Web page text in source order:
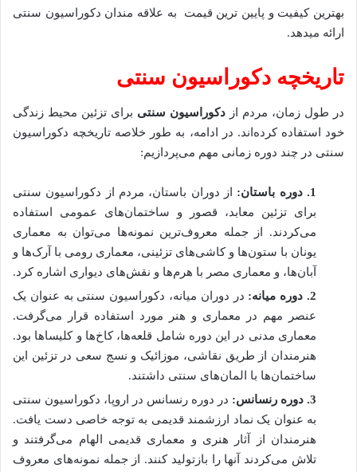
بهترین کیفیت و پایین ترین قیمت به علاقه مندان دکوراسیون سنتی
ارائه میدهد.
تاریخچه دکوراسیون سنتی
در طول زمان، مردم از دکوراسیون سنتی برای تزئین محیط زندگی
خود استفاده کرده‌اند. در ادامه، به طور خلاصه تاریخچه دکوراسیون
سنتی در چند دوره زمانی مهم می‌پردازیم:
1
.دوره باستان: از دوران باستان، مردم از دکوراسیون سنتی
برای تزئین معابد، قصور و ساختمان‌های عمومی استفاده
می‌کردند. از جمله معروف‌ترین نمونه‌ها می‌توان به معماری
یونان با ستون‌ها و کاشی‌های تزئینی، معماری رومی با آرک‌ها و
آبان‌ها، و معماری مصر با هرم‌ها و نقش‌های دیواری اشاره کرد.
2
. دوره میانه: در دوران میانه، دکوراسیون سنتی به عنوان یک
عنصر مهم در معماری و هنر مورد استفاده قرار می‌گرفت.
معماری مدنی در این دوره شامل قلعه‌ها، کاخ‌ها و کلیساها بود.
هنرمندان از طریق نقاشی، موزائیک و نسج سعی در تزئین این
ساختمان‌ها با المان‌های سنتی داشتند.
3
. دوره رنسانس: در دوره رنسانس در اروپا، دکوراسیون سنتی
به عنوان یک نماد ارزشمند قدیمی به توجه خاصی دست یافت.
هنرمندان از آثار هنری و معماری قدیمی الهام می‌گرفتند و
تلاش می‌کردند آنها را بازتولید کنند. از جمله نمونه‌های معروف